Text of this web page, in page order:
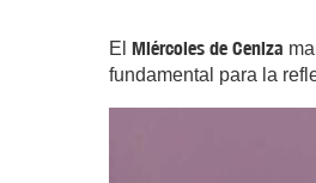
El Miércoles de Ceniza
fundamental para la